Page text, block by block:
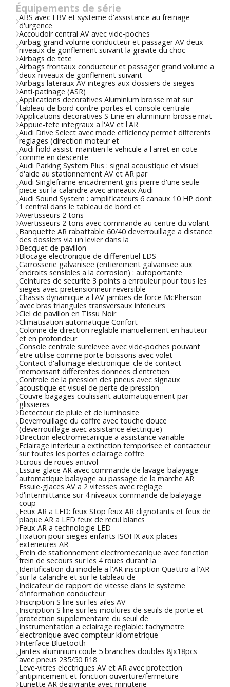
Équipements de série
ABS avec EBV et systeme d'assistance au freinage
d'urgence
Accoudoir central AV avec vide-poches
Airbag grand volume conducteur et passager AV deux
niveaux de gonflement suivant la gravite du choc
Airbags de tete
Airbags frontaux conducteur et passager grand volume a
deux niveaux de gonflement suivant
Airbags lateraux AV integres aux dossiers de sieges
Anti-patinage (ASR)
Applications decoratives Aluminium brosse mat sur
tableau de bord contre-portes et console centrale
Applications decoratives S Line en aluminium brosse mat
Appuie-tete integraux a l'AV et l'AR
Audi Drive Select avec mode efficiency permet differents
reglages (direction moteur et
Audi hold assist: maintien le vehicule a l'arret en cote
comme en descente
Audi Parking System Plus : signal acoustique et visuel
d'aide au stationnement AV et AR par
Audi Singleframe encadrement gris pierre d'une seule
piece sur la calandre avec anneaux Audi
Audi Sound System : amplificateurs 6 canaux 10 HP dont
1 central dans le tableau de bord et
Avertisseurs 2 tons
Avertisseurs 2 tons avec commande au centre du volant
Banquette AR rabattable 60/40 deverrouillage a distance
des dossiers via un levier dans la
Becquet de pavillon
Blocage electronique de differentiel EDS
Carrosserie galvanisee (entierement galvanisee aux
endroits sensibles a la corrosion) : autoportante
Ceintures de securite 3 points a enrouleur pour tous les
sieges avec pretensionneur reversible
Chassis dynamique a l'AV jambes de force McPherson
avec bras triangules transversaux inferieurs
Ciel de pavillon en Tissu Noir
Climatisation automatique Confort
Colonne de direction reglable manuellement en hauteur
et en profondeur
Console centrale surelevee avec vide-poches pouvant
etre utilise comme porte-boissons avec volet
Contact d'allumage electronique: cle de contact
memorisant differentes donnees d'entretien
Controle de la pression des pneus avec signaux
acoustique et visuel de perte de pression
Couvre-bagages coulissant automatiquement par
glissieres
Detecteur de pluie et de luminosite
Deverrouillage du coffre avec touche douce
(deverrouillage avec assistance electrique)
Direction electromecanique a assistance variable
Eclairage interieur a extinction temporisee et contacteur
sur toutes les portes eclairage coffre
Ecrous de roues antivol
Essuie-glace AR avec commande de lavage-balayage
automatique balayage au passage de la marche AR
Essuie-glaces AV a 2 vitesses avec reglage
d'intermittance sur 4 niveaux commande de balayage
coup
Feux AR a LED: feux Stop feux AR clignotants et feux de
plaque AR a LED feux de recul blancs
Feux AR a technologie LED
Fixation pour sieges enfants ISOFIX aux places
exterieures AR
Frein de stationnement electromecanique avec fonction
frein de secours sur les 4 roues durant la
Identification du modele a l'AR inscription Quattro a l'AR
sur la calandre et sur le tableau de
Indicateur de rapport de vitesse dans le systeme
d'information conducteur
Inscription S line sur les ailes AV
Inscription S line sur les moulures de seuils de porte et
protection supplementaire du seuil de
Instrumentation a eclairage reglable: tachymetre
electronique avec compteur kilometrique
Interface Bluetooth
Jantes aluminium coule 5 branches doubles 8Jx18pcs
avec pneus 235/50 R18
Leve-vitres electriques AV et AR avec protection
antipincement et fonction ouverture/fermeture
Lunette AR degivrante avec minuterie